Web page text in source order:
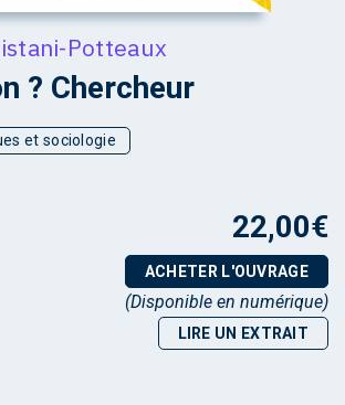
Potteaux
? Chercheur
et sociologie
22,00€
ACHETER L'OUVRAGE
(Disponible en numérique)
LIRE UN EXTRAIT